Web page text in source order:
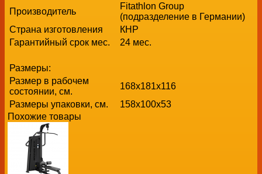
Производитель
Fitathlon Group
(подразделение в Германии)
Страна изготовления
КНР
Гарантийный срок мес.
24 мес.
Размеры:
Размер в рабочем
состоянии, см.
168х181x116
Размеры упаковки, см.
158х100x53
Похожие товары